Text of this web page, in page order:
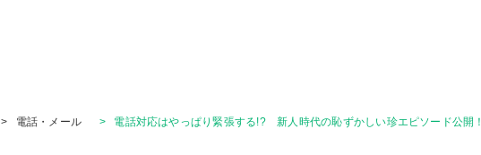
> 電話・メール > 電話対応はやっぱり緊張する!? 新人時代の恥ずかしい珍エピソード公開！